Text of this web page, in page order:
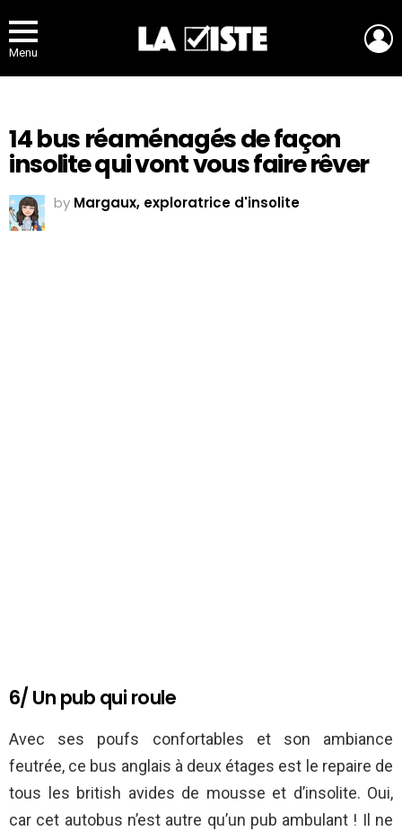
Menu
14 bus réaménagés de façon
insolite qui vont vous faire rêver
by Margaux, exploratrice d'insolite
6/ Un pub qui roule
Avec ses poufs confortables et son ambiance
feutrée, ce bus anglais à deux étages est le repaire de
tous les british avides de mousse et d’insolite. Oui,
car cet autobus n’est autre qu’un pub ambulant ! Il ne